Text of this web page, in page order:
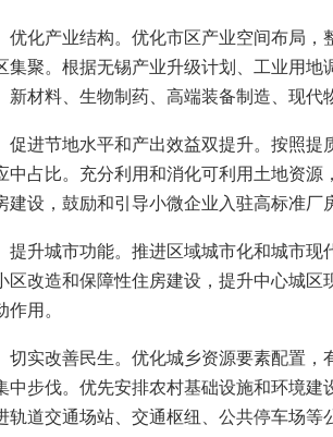
产业结构。优化市区产业空间布局，
集聚。根据无锡产业升级计划、工业用
新材料、生物制药、高端装备制造、现代
节地水平和产出效益双提升。按照提
中占比。充分利用和消化可利用土地资
建设，鼓励和引导小微企业入驻高标准厂
城市功能。推进区域城市化和城市现
区改造和保障性住房建设，提升中心城
作用。
改善民生。优化城乡资源要素配置，
中步伐。优先安排农村基础设施和环境
轨道交通场站、交通枢纽、公共停车场等